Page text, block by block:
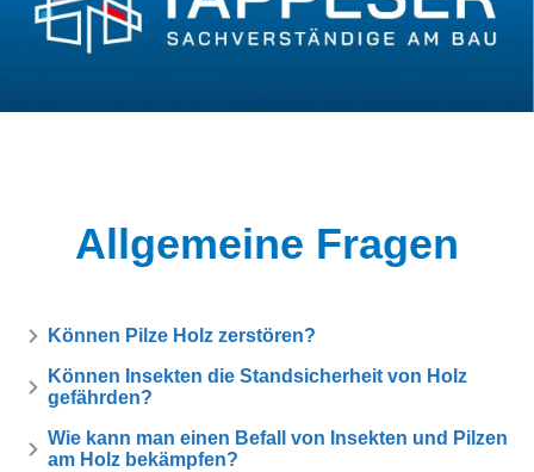
Allgemeine Fragen
Können Pilze Holz zerstören?
Können Insekten die Standsicherheit von Holz
gefährden?
Wie kann man einen Befall von Insekten und Pilzen
am Holz bekämpfen?